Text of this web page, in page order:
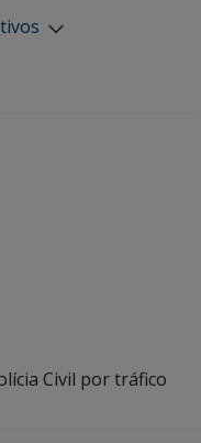
Civil por tráfico